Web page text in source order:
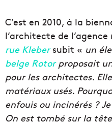
C’est en 2010, à la
l’architecte de
rue Klebersubit « un
belge Rotorproposait
pour les architectes.
matériaux usés.
enfouis ou incinérés ?
On est tombé sur la